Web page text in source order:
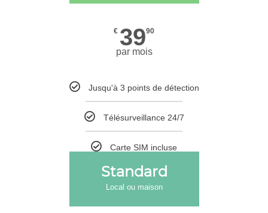
€ 3990
par mois
Jusqu'à 3 points de détection
Télésurveillance 24/7
Carte SIM incluse
Standard
Local ou maison